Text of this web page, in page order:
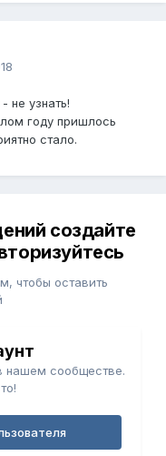
не узнать!
году пришлось
стало.
создайте
чтобы оставить
нашем сообществе.